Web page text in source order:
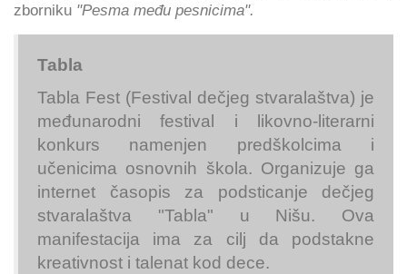
zborniku "Pesma među pesnicima".
Tabla
Tabla Fest (Festival dečjeg stvaralaštva) je
međunarodni festival i likovno-literarni
konkurs namenjen predškolcima i
učenicima osnovnih škola. Organizuje ga
internet časopis za podsticanje dečjeg
stvaralaštva "Tabla" u Nišu. Ova
manifestacija ima za cilj da podstakne
kreativnost i talenat kod dece.